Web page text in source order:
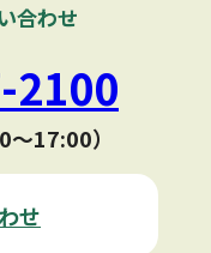
合わせ
2100
〜17:00）
せ